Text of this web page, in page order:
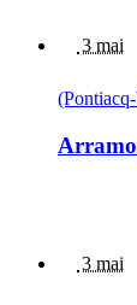
3 mai
3 mai